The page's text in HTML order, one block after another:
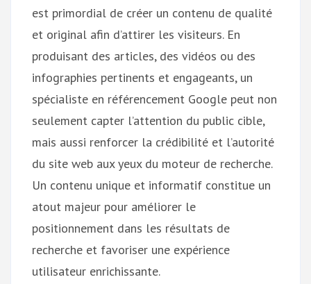
est primordial de créer un contenu de qualité
et original afin d’attirer les visiteurs. En
produisant des articles, des vidéos ou des
infographies pertinents et engageants, un
spécialiste en référencement Google peut non
seulement capter l’attention du public cible,
mais aussi renforcer la crédibilité et l’autorité
du site web aux yeux du moteur de recherche.
Un contenu unique et informatif constitue un
atout majeur pour améliorer le
positionnement dans les résultats de
recherche et favoriser une expérience
utilisateur enrichissante.